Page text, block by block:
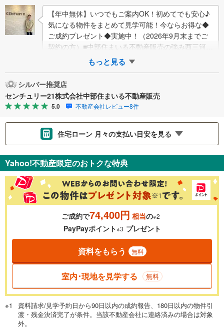
【年中無休】いつでもご案内OK！初めてでも安心♪
気になる物件をまとめて見学可能！今ならお得な◆
ご成約プレゼント◆実施中！（2026年9月末までご
契約の方）■中部住まいる不動産販売の強み西三河エ
リア・知多エリアを中心に営業しています…
もっと見る
シルバー推奨店
センチュリー21株式会社中部住まいる不動産販売
5.0 不動産会社レビュー8件
住宅ローン 月々の支払い目安を見る
金利 ％
0.01%
一般的には最長35年まで借り入れ可能です。多くの金融機関
が完済時の年齢は80歳までを条件としています。
閉じる
頭金 万円
Yahoo!不動産限定のおトクな特典
ご成約で74,400円 相当の※2
PayPayポイント※3 プレゼント
資料をもらう 無料
室内･現地を見学する 無料
資料請求/見学予約日から90日以内の成約報告、180日以内の物件引
渡・残金決済完了が条件。当該不動産会社に連絡済みの場合は対象
外。